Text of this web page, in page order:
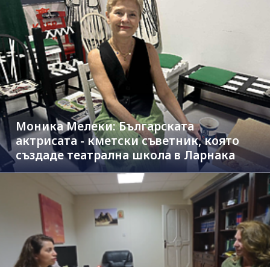
Моника Мелеки: Българската
актрисата - кметски съветник, която
създаде театрална школа в Ларнака